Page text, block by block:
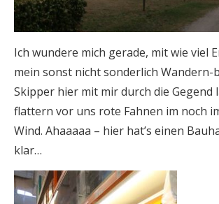
Ich wundere mich gerade, mit wie viel
mein sonst nicht sonderlich
Skipper hier mit mir durch die Gegend
flattern vor uns rote Fahnen im noch
Wind. Ahaaaaa – hier hat’s einen
klar…